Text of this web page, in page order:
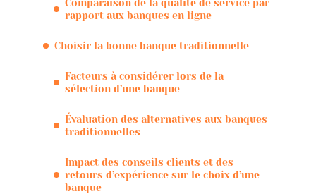
Comparaison de la qualité de service par
rapport aux banques en ligne
Choisir la bonne banque traditionnelle
Facteurs à considérer lors de la
sélection d’une banque
Évaluation des alternatives aux banques
traditionnelles
Impact des conseils clients et des
retours d’expérience sur le choix d’une
banque